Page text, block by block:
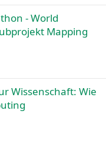
- World
Mapping
Wissenschaft: Wie